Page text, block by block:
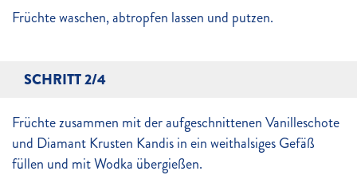
Früchte waschen, abtropfen lassen und putzen.
SCHRITT 2/4
Früchte zusammen mit der aufgeschnittenen Vanilleschote
und Diamant Krusten Kandis in ein weithalsiges Gefäß
füllen und mit Wodka übergießen.